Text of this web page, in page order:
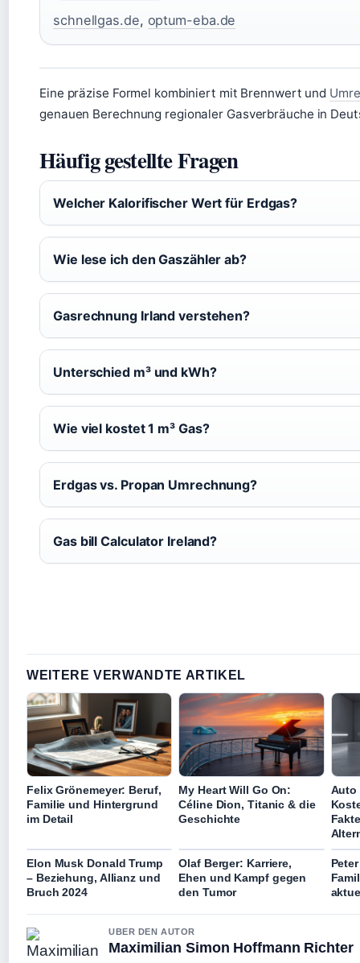
schnellgas.de, optum-eba.de
Eine präzise Formel kombiniert mit Brennwert und
genauen Berechnung regionaler Gasverbräuche in
Häufig gestellte Fragen
Welcher Kalorifischer Wert für Erdgas?
Wie lese ich den Gaszähler ab?
Gasrechnung Irland verstehen?
Unterschied m³ und kWh?
Wie viel kostet 1 m³ Gas?
Erdgas vs. Propan Umrechnung?
Gas bill Calculator Ireland?
WEITERE VERWANDTE ARTIKEL
Felix Grönemeyer: Beruf,
Familie und Hintergrund
im Detail
My Heart Will Go On:
Céline Dion, Titanic & die
Geschichte
Auto
Elon Musk Donald Trump
– Beziehung, Allianz und
Bruch 2024
Olaf Berger: Karriere,
Ehen und Kampf gegen
den Tumor
UBER DEN AUTOR
Maximilian Simon Hoffmann Richter